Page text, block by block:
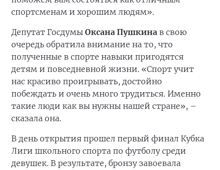
спортсменам и хорошим людям».
Депутат Госдумы Оксана Пушкина в свою
очередь обратила внимание на то, что
полученные в спорте навыки пригодятся
детям и повседневной жизни. «Спорт учит
нас красиво проигрывать, достойно
побеждать и очень много трудиться. Именно
такие люди как вы нужны нашей стране», –
сказала она.
В день открытия прошел первый финал Кубка
Лиги школьного спорта по футболу среди
девушек. В результате, бронзу завоевала